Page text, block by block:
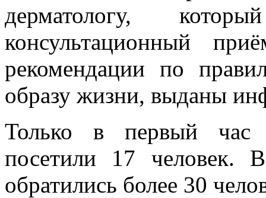
дерматологу,
консультационный
рекомендации по
образу жизни, выданы
Только в первый час
посетили 17 человек.
обратились более 30